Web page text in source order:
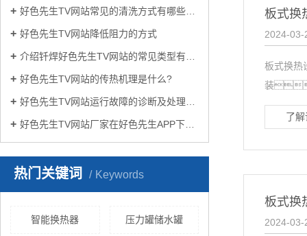
好色先生TV网站常见的清洗方式有哪些？
好色先生TV网站降低阻力的方式
介绍钎焊好色先生TV网站的常见类型有哪些
好色先生TV网站的传热机理是什么?
好色先生TV网站运行故障的诊断及处理方法
好色先生TV网站厂家在好色先生APP下载苹果手机安装生活中有哪些作用？
热门关键词 Keywords
智能换热器 压力罐储水罐
板式
2024-03-
板式换
装
了
板式换
2024-03-